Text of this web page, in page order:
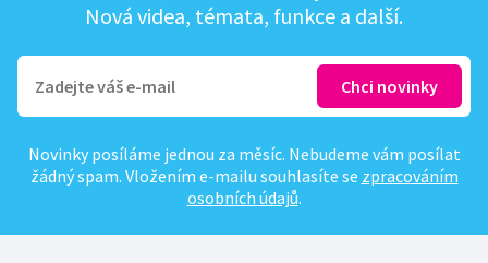
Nová videa, témata, funkce a další.
Novinky posíláme jednou za měsíc. Nebudeme vám posílat
žádný spam. Vložením e-mailu souhlasíte se zpracováním
osobních údajů.